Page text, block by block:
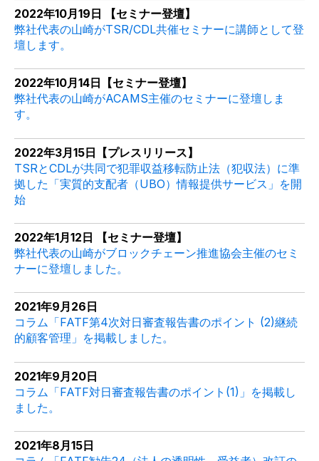
2022年10月19日 【セミナー登壇】
弊社代表の山崎がTSR/CDL共催セミナーに講師として登
壇します。
2022年10月14日【セミナー登壇】
弊社代表の山崎がACAMS主催のセミナーに登壇しま
す。
2022年3月15日【プレスリリース】
TSRとCDLが共同で犯罪収益移転防止法（犯収法）に準
拠した「実質的支配者（UBO）情報提供サービス」を開
始
2022年1月12日 【セミナー登壇】
弊社代表の山崎がブロックチェーン推進協会主催のセミ
ナーに登壇しました。
2021年9月26日
コラム「FATF第4次対日審査報告書のポイント (2)継続
的顧客管理」を掲載しました。
2021年9月20日
コラム「FATF対日審査報告書のポイント(1)」を掲載し
ました。
2021年8月15日